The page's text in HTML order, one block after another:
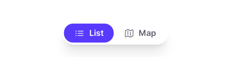
List Map